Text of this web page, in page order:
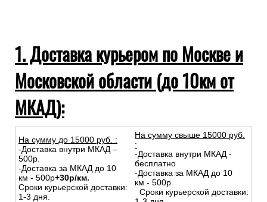
1. Доставка курьером по Москве и
Московской области (до 10км от
МКАД):
На сумму до 15000 руб. :
-Доставка внутри МКАД –
500р.
-Доставка за МКАД до 10
км - 500р+30р/км.
Сроки курьерской доставки:
1-3 дня.
На сумму свыше 15000 руб.
:
-Доставка внутри МКАД -
бесплатно
-Доставка за МКАД до 10
км - 500р.
Сроки курьерской доставки: